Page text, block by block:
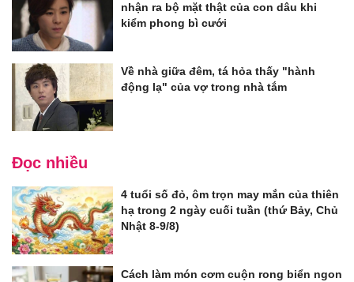
nhận ra bộ mặt thật của con dâu khi
kiểm phong bì cưới
Về nhà giữa đêm, tá hỏa thấy "hành
động lạ" của vợ trong nhà tắm
Đọc nhiều
4 tuổi số đỏ, ôm trọn may mắn của thiên
hạ trong 2 ngày cuối tuần (thứ Bảy, Chủ
Nhật 8-9/8)
Cách làm món cơm cuộn rong biển ngon